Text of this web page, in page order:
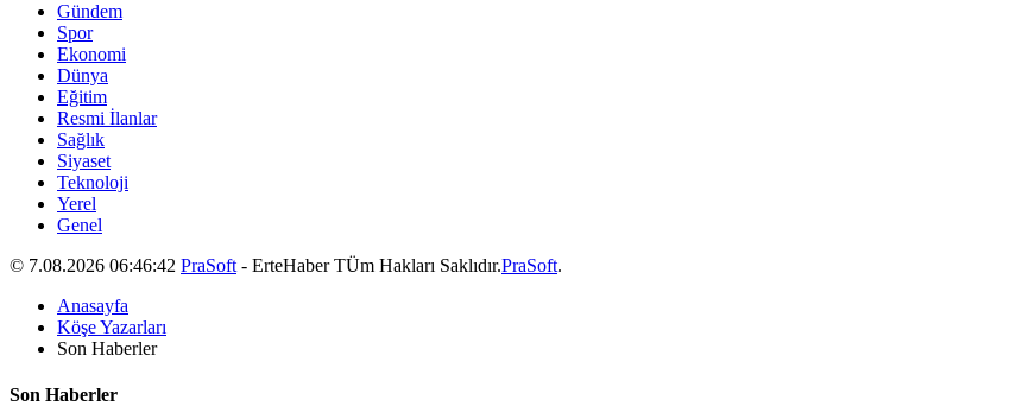
Gündem
Spor
Ekonomi
Dünya
Eğitim
Resmi İlanlar
Sağlık
Siyaset
Teknoloji
Yerel
Genel
© 7.08.2026 06:46:42 PraSoft - ErteHaber TÜm Hakları Saklıdır.PraSoft.
Anasayfa
Köşe Yazarları
Son Haberler
Son Haberler